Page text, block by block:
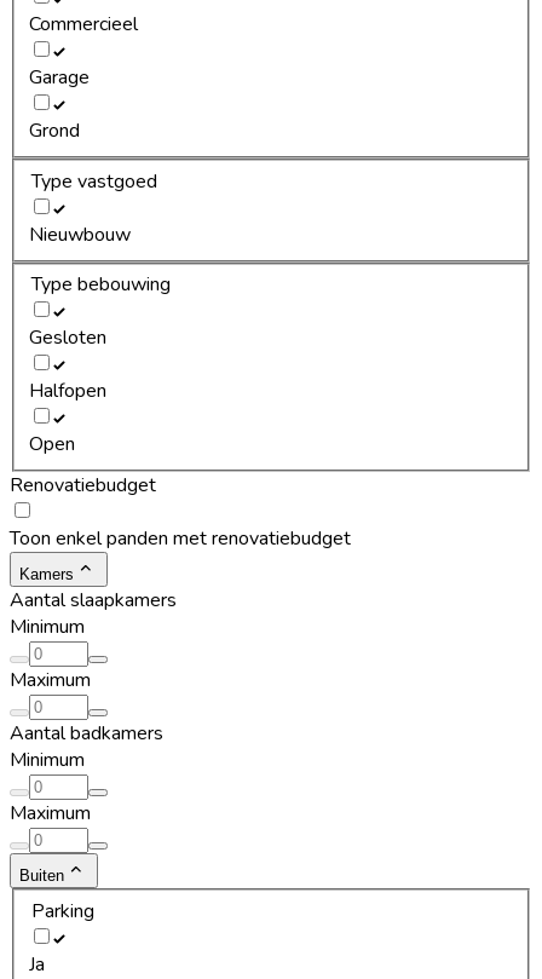
Commercieel
Garage
Grond
Type vastgoed
Nieuwbouw
Type bebouwing
Gesloten
Halfopen
Open
Renovatiebudget
Toon enkel panden met renovatiebudget
Kamers
Aantal slaapkamers
Minimum
Maximum
Aantal badkamers
Minimum
Maximum
Buiten
Parking
Ja